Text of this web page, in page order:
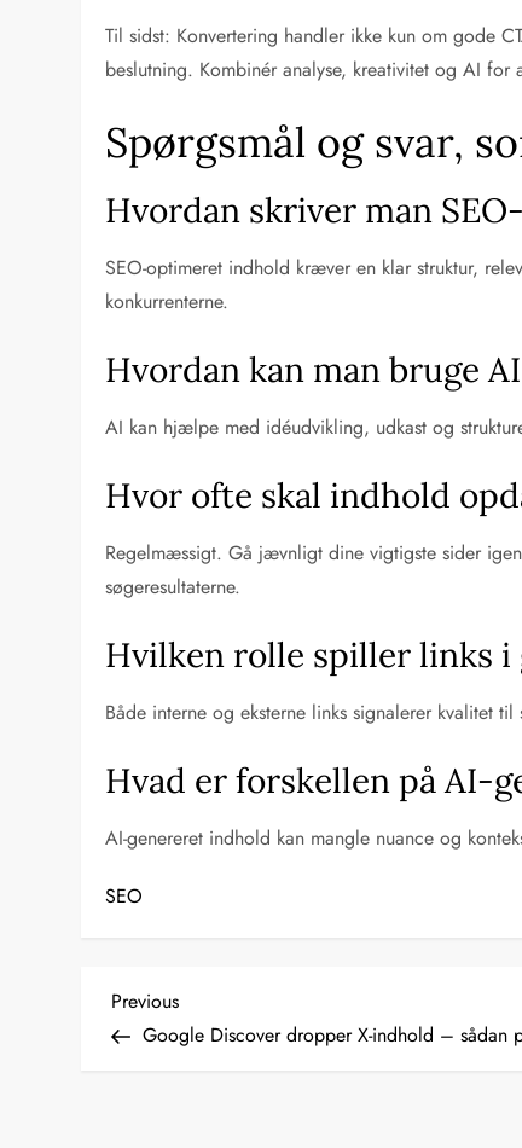
Til sidst: Konvertering handler ikke kun om gode
beslutning. Kombinér analyse, kreativitet og AI
Spørgsmål og svar,
Hvordan skriver man
SEO-optimeret indhold kræver en klar struktur,
konkurrenterne.
Hvordan kan man bruge
AI kan hjælpe med idéudvikling, udkast og
Hvor ofte skal indhold
Regelmæssigt. Gå jævnligt dine vigtigste sider
søgeresultaterne.
Hvilken rolle spiller links i
Både interne og eksterne links signalerer kvalitet
Hvad er forskellen på AI-
AI-genereret indhold kan mangle nuance og
SEO
I
Previous
Post
Previous
Google Discover dropper X-indhold – sådan